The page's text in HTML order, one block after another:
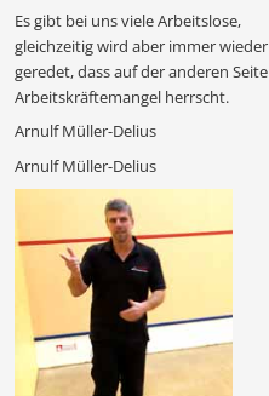
Es gibt bei uns viele Arbeitslose,
gleichzeitig wird aber immer wieder
geredet, dass auf der anderen Seite
Arbeitskräftemangel herrscht.
Arnulf Müller-Delius
Arnulf Müller-Delius